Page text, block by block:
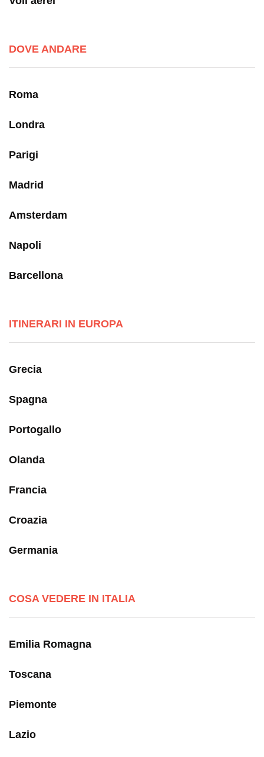
DOVE ANDARE
Roma
Londra
Parigi
Madrid
Amsterdam
Napoli
Barcellona
ITINERARI IN EUROPA
Grecia
Spagna
Portogallo
Olanda
Francia
Croazia
Germania
COSA VEDERE IN ITALIA
Emilia Romagna
Toscana
Piemonte
Lazio